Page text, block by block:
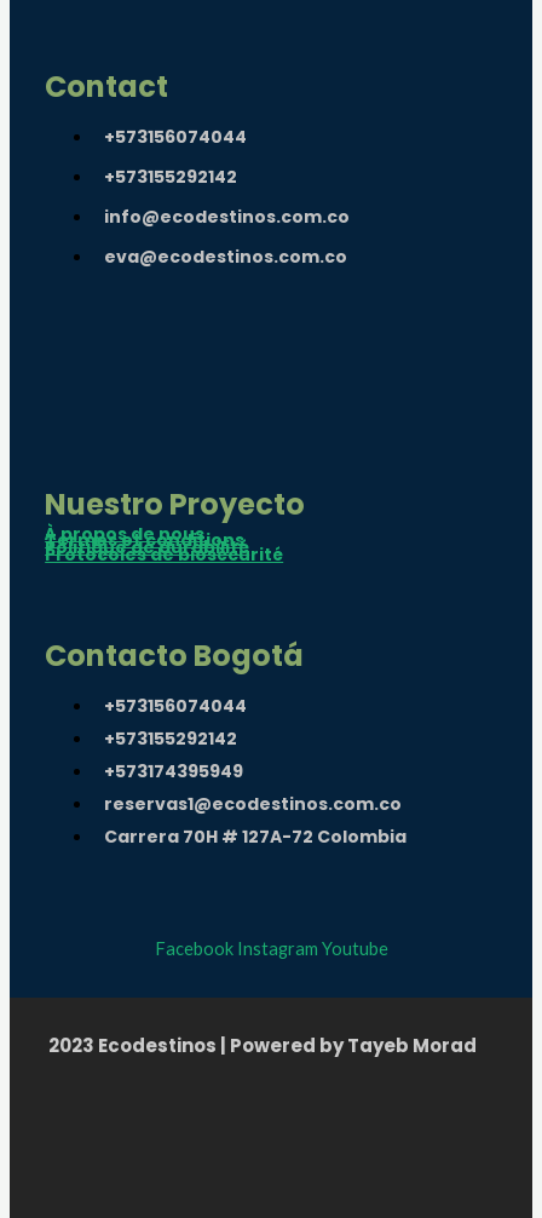
Contact
+573156074044
+573155292142
info@ecodestinos.com.co
eva@ecodestinos.com.co
Nuestro Proyecto
À propos de nous
Termes et conditions
Politique de durabilité
Protocoles de biosécurité
Contacto Bogotá
+573156074044
+573155292142
+573174395949
reservas1@ecodestinos.com.co
Carrera 70H # 127A-72 Colombia
Facebook Instagram Youtube
2023 Ecodestinos | Powered by Tayeb Morad